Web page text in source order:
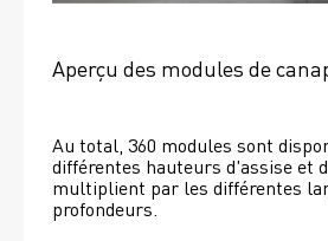
Aperçu des modules de
Au total, 360 modules sont
différentes hauteurs d'assise et
multiplient par les différentes
profondeurs.